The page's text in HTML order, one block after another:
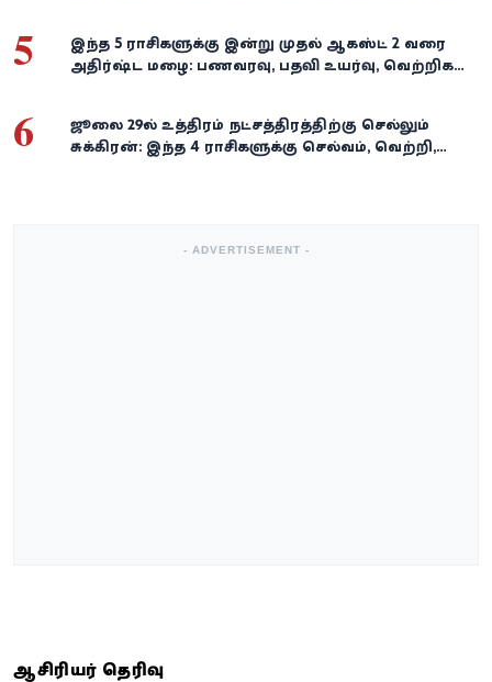
5
இந்த 5 ராசிகளுக்கு இன்று முதல் ஆகஸ்ட் 2 வரை
அதிர்ஷ்ட மழை: பணவரவு, பதவி உயர்வு, வெற்றிகள்
6
ஜூலை 29-ல் உத்திரம் நட்சத்திரத்திற்கு செல்லும்
சுக்கிரன்: இந்த 4 ராசிகளுக்கு செல்வம், வெற்றி,
- ADVERTISEMENT -
ஆசிரியர் தெரிவு